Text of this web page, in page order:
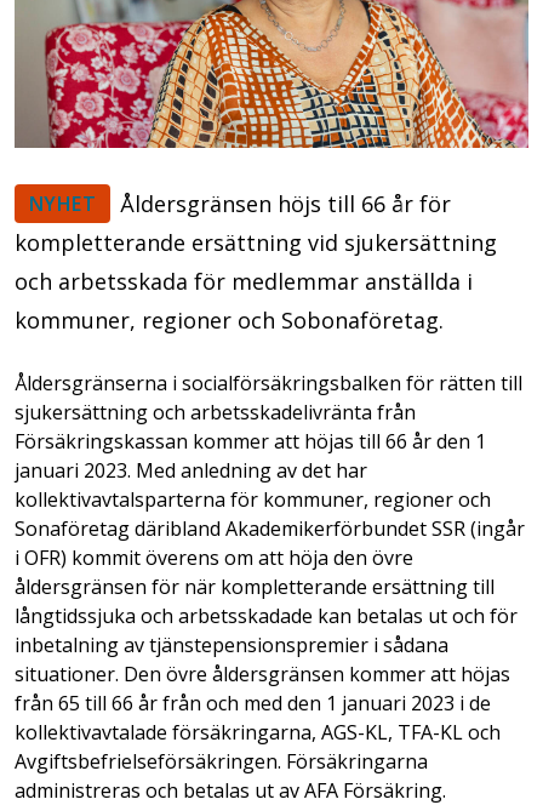
NYHET
Åldersgränsen höjs till 66 år för
kompletterande ersättning vid sjukersättning
och arbetsskada för medlemmar anställda i
kommuner, regioner och Sobonaföretag.
Åldersgränserna i socialförsäkringsbalken för rätten till
sjukersättning och arbetsskadelivränta från
Försäkringskassan kommer att höjas till 66 år den 1
januari 2023. Med anledning av det har
kollektivavtalsparterna för kommuner, regioner och
Sonaföretag däribland Akademikerförbundet SSR (ingår
i OFR) kommit överens om att höja den övre
åldersgränsen för när kompletterande ersättning till
långtidssjuka och arbetsskadade kan betalas ut och för
inbetalning av tjänstepensionspremier i sådana
situationer. Den övre åldersgränsen kommer att höjas
från 65 till 66 år från och med den 1 januari 2023 i de
kollektivavtalade försäkringarna, AGS-KL, TFA-KL och
Avgiftsbefrielseförsäkringen. Försäkringarna
administreras och betalas ut av AFA Försäkring.